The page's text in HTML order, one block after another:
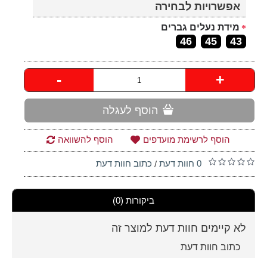
אפשרויות לבחירה
מידת נעלים גברים
43
45
46
- +
הוסף לעגלה
הוסף לרשימת מועדפים הוסף להשוואה
0 חוות דעת / כתוב חוות דעת
ביקורות (0)
לא קיימים חוות דעת למוצר זה
כתוב חוות דעת